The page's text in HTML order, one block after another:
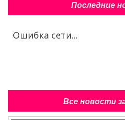
Последние
Ошибка сети...
Все новости